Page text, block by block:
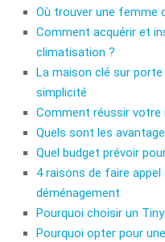
Où trouver une femme
Comment acquérir et
climatisation ?
La maison clé sur
simplicité
Comment réussir votre
Quels sont les
Quel budget prévoir
4 raisons de faire appel
déménagement
Pourquoi choisir un
Pourquoi opter pour